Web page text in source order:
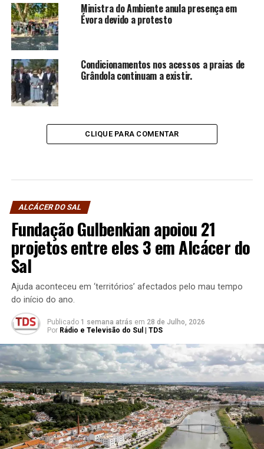
Ministra do Ambiente anula presença em
Évora devido a protesto
Condicionamentos nos acessos a praias de
Grândola continuam a existir.
CLIQUE PARA COMENTAR
ALCÁCER DO SAL
Fundação Gulbenkian apoiou 21
projetos entre eles 3 em Alcácer do
Sal
Ajuda aconteceu em ‘territórios’ afectados pelo mau tempo
do início do ano.
Publicado 1 semana atrás em 28 de Julho, 2026
Por Rádio e Televisão do Sul | TDS